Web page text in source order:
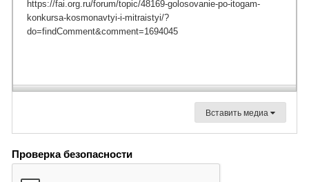
Вставить медиа
Проверка безопасности